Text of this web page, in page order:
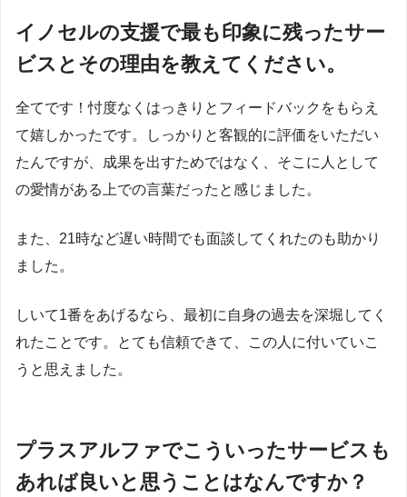
イノセルの支援で最も印象に残ったサー
ビスとその理由を教えてください。
全てです！忖度なくはっきりとフィードバックをもらえ
て嬉しかったです。しっかりと客観的に評価をいただい
たんですが、成果を出すためではなく、そこに人として
の愛情がある上での言葉だったと感じました。
また、21時など遅い時間でも面談してくれたのも助かり
ました。
しいて1番をあげるなら、最初に自身の過去を深堀してく
れたことです。とても信頼できて、この人に付いていこ
うと思えました。
プラスアルファでこういったサービスも
あれば良いと思うことはなんですか？